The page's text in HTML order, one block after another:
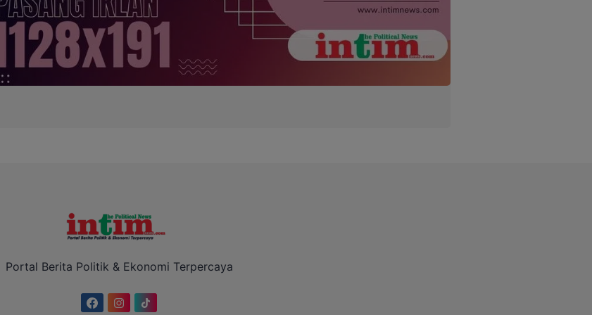
Portal Berita Politik & Ekonomi Terpercaya